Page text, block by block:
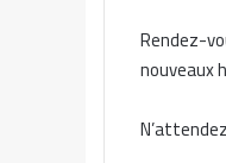
Rendez-
nouveaux